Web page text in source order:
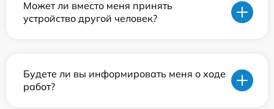
Может ли вместо меня принять
устройство другой человек?
Будете ли вы информировать меня о ходе
работ?